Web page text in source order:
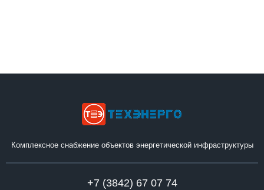
Комплексное снабжение объектов энергетической инфраструктуры
+7 (3842) 67 07 74